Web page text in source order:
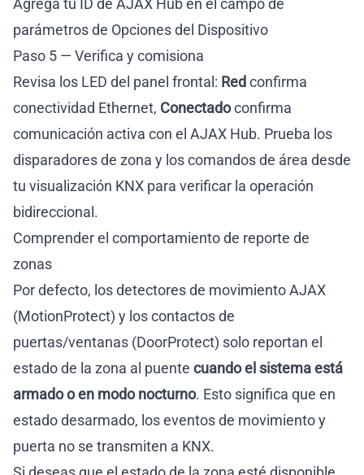
Agrega tu ID de AJAX Hub en el campo de
parámetros de Opciones del Dispositivo
Paso 5 — Verifica y comisiona
Revisa los LED del panel frontal: Redconfirma
conectividad Ethernet, Conectadoconfirma
comunicación activa con el AJAX Hub. Prueba los
disparadores de zona y los comandos de área desde
tu visualización KNX para verificar la operación
bidireccional.
Comprender el comportamiento de reporte de
zonas
Por defecto, los detectores de movimiento AJAX
(MotionProtect) y los contactos de
puertas/ventanas (DoorProtect) solo reportan el
estado de la zona al puente cuando el sistema está
armado o en modo nocturno. Esto significa que en
estado desarmado, los eventos de movimiento y
puerta no se transmiten a KNX.